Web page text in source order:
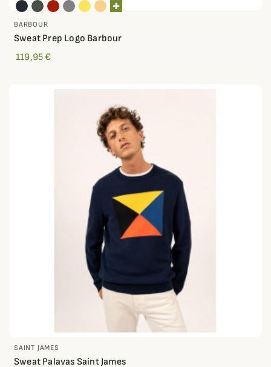
BARBOUR
Sweat Prep Logo Barbour
119,95 €
SAINT JAMES
Sweat Palavas Saint James